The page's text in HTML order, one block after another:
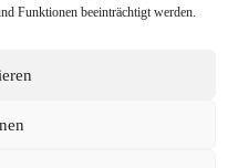
Funktionen beeinträchtigt werden.